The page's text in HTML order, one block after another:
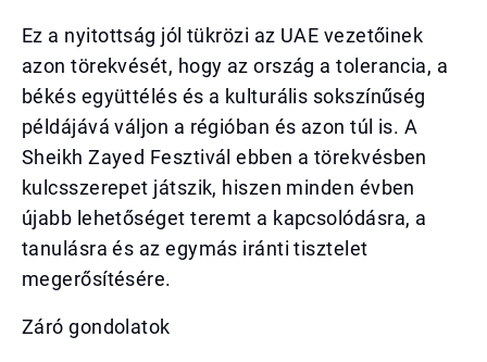
Ez a nyitottság jól tükrözi az UAE vezetőinek
azon törekvését, hogy az ország a tolerancia, a
békés együttélés és a kulturális sokszínűség
példájává váljon a régióban és azon túl is. A
Sheikh Zayed Fesztivál ebben a törekvésben
kulcsszerepet játszik, hiszen minden évben
újabb lehetőséget teremt a kapcsolódásra, a
tanulásra és az egymás iránti tisztelet
megerősítésére.
Záró gondolatok